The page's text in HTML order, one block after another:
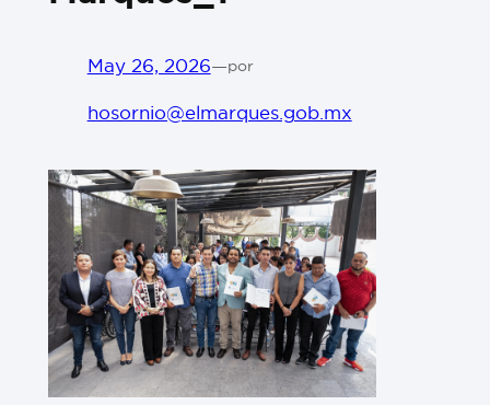
May 26, 2026—por
hosornio@elmarques.gob.mx